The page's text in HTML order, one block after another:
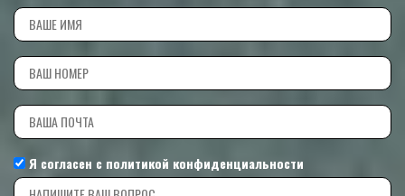
Я согласен с политикой конфиденциальности